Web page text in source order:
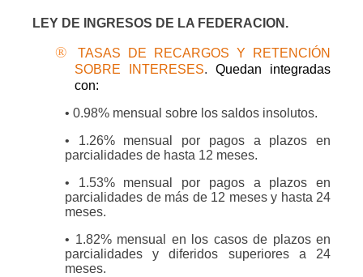
LEY DE INGRESOS DE LA FEDERACION.
®
TASAS DE RECARGOS Y RETENCIÓN
SOBRE INTERESES. Quedan integradas
con:
• 0.98% mensual sobre los saldos insolutos.
• 1.26% mensual por pagos a plazos en
parcialidades de hasta 12 meses.
• 1.53% mensual por pagos a plazos en
parcialidades de más de 12 meses y hasta 24
meses.
• 1.82% mensual en los casos de plazos en
parcialidades y diferidos superiores a 24
meses.